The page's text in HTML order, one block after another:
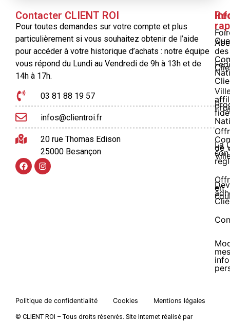
Contacter CLIENT ROI
Pour toutes demandes sur votre compte et plus
particulièrement si vous souhaitez obtenir de l’aide
pour accéder à votre historique d’achats : notre équipe
vous répond du Lundi au Vendredi de 9h à 13h et de
14h à 17h.
03 81 88 19 57
infos@clientroi.fr
20 rue Thomas Edison
25000 Besançon
La
son
des
de
en
mes
Politique de confidentialité Cookies Mentions légales
© CLIENT ROI – Tous droits réservés. Site Internet réalisé par